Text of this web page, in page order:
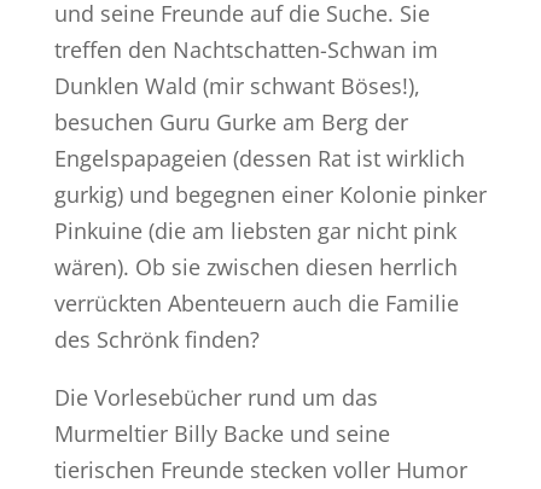
und seine Freunde auf die Suche. Sie
treffen den Nachtschatten-Schwan im
Dunklen Wald (mir schwant Böses!),
besuchen Guru Gurke am Berg der
Engelspapageien (dessen Rat ist wirklich
gurkig) und begegnen einer Kolonie pinker
Pinkuine (die am liebsten gar nicht pink
wären). Ob sie zwischen diesen herrlich
verrückten Abenteuern auch die Familie
des Schrönk finden?
Die Vorlesebücher rund um das
Murmeltier Billy Backe und seine
tierischen Freunde stecken voller Humor